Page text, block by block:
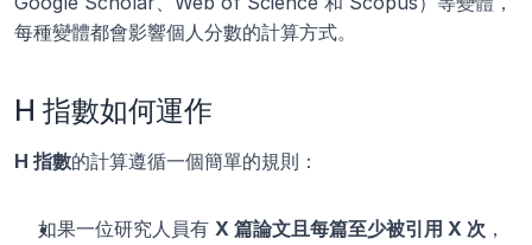
每種變體都會影響個人分數的計算方式。
H 指數如何運作
H 指數的計算遵循一個簡單的規則：
如果一位研究人員有 X 篇論文且每篇至少被引用 X 次 ，